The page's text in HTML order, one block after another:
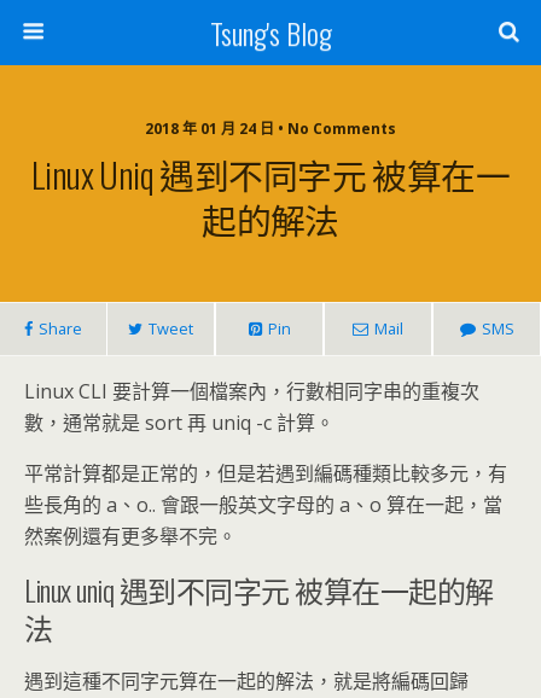
Tsung's Blog
2018 年 01 月 24 日 • No Comments
Linux Uniq 遇到不同字元 被算在一
起的解法
Share Tweet Pin Mail SMS
Linux CLI 要計算一個檔案內，行數相同字串的重複次
數，通常就是 sort 再 uniq -c 計算。
平常計算都是正常的，但是若遇到編碼種類比較多元，有
些長角的 a、o.. 會跟一般英文字母的 a、o 算在一起，當
然案例還有更多舉不完。
Linux uniq 遇到不同字元 被算在一起的解
法
遇到這種不同字元算在一起的解法，就是將編碼回歸